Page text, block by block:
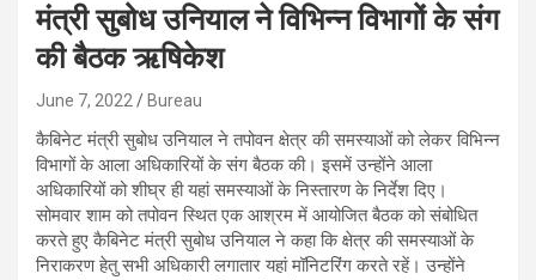
मंत्री सुबोध उनियाल ने विभिन्न विभागों के संग
की बैठक ऋषिकेश
June 7, 2022 Bureau
कैबिनेट मंत्री सुबोध उनियाल ने तपोवन क्षेत्र की समस्याओं को लेकर विभिन्न
विभागों के आला अधिकारियों के संग बैठक की। इसमें उन्होंने आला
अधिकारियों को शीघ्र ही यहां समस्याओं के निस्तारण के निर्देश दिए।
सोमवार शाम को तपोवन स्थित एक आश्रम में आयोजित बैठक को संबोधित
करते हुए कैबिनेट मंत्री सुबोध उनियाल ने कहा कि क्षेत्र की समस्याओं के
निराकरण हेतु सभी अधिकारी लगातार यहां मॉनिटरिंग करते रहें। उन्होंने